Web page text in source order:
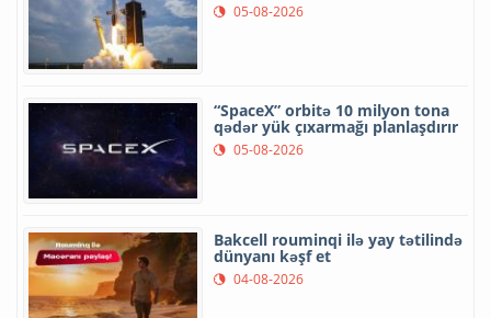
05-08-2026
“SpaceX” orbitə 10 milyon tona
qədər yük çıxarmağı planlaşdırır
05-08-2026
Bakcell rouminqi ilə yay tətilində
dünyanı kəşf et
04-08-2026